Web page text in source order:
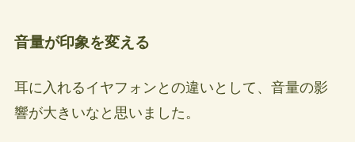
音量が印象を変える
耳に入れるイヤフォンとの違いとして、音量の影
響が大きいなと思いました。